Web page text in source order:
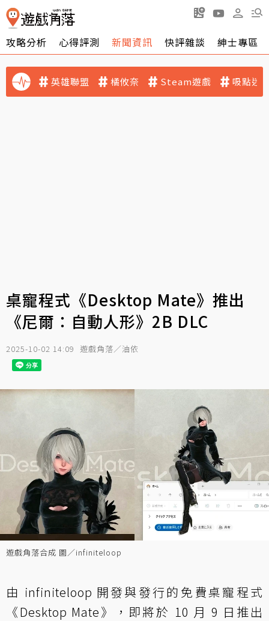
攻略分析 心得評測 新聞資訊 快評雜談 紳士專區
英雄聯盟 橘攸奈 Steam遊戲 吸點迷
桌寵程式《Desktop Mate》推出
《尼爾：自動人形》2B DLC
2025-10-02 14:09 遊戲角落／油依
遊戲角落合成 圖／infiniteloop
由 infiniteloop 開發與發行的免費桌寵程式
《Desktop Mate》，即將於 10 月 9 日推出